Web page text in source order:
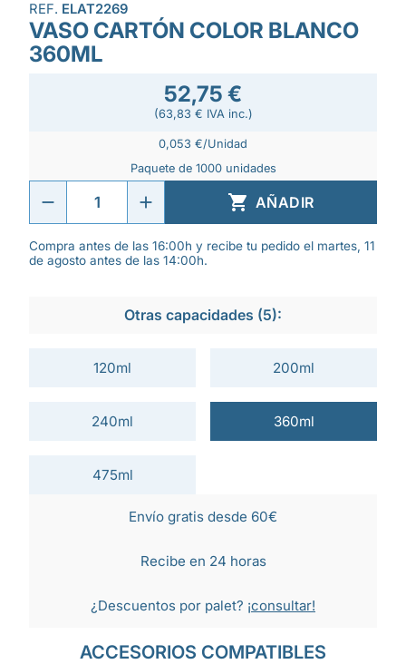
REF. ELAT2269
VASO CARTÓN COLOR BLANCO
360ML
52,75 €
(63,83 € IVA inc.)
0,053 €/Unidad
Paquete de 1000 unidades
 AÑADIR
Compra antes de las 16:00h y recibe tu pedido el martes, 11
de agosto antes de las 14:00h.
Otras capacidades (5):
120ml 200ml
240ml 360ml
475ml
Envío gratis desde 60€
Recibe en 24 horas
¿Descuentos por palet? ¡consultar!
ACCESORIOS COMPATIBLES